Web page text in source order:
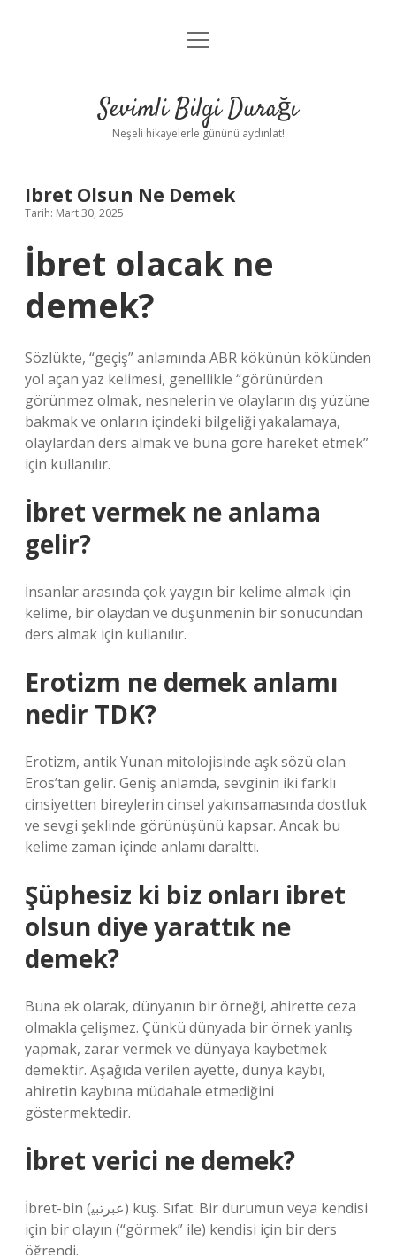
Anasayfa
Yasal Uyarı
menüyü
Sevimli Bilgi Durağı
Neşeli hikayelerle gününü aydınlat!
Ibret Olsun Ne Demek
Tarih: Mart 30, 2025
İbret olacak ne
demek?
Sözlükte, “geçiş” anlamında ABR kökünün kökünden
yol açan yaz kelimesi, genellikle “görünürden
görünmez olmak, nesnelerin ve olayların dış yüzüne
bakmak ve onların içindeki bilgeliği yakalamaya,
olaylardan ders almak ve buna göre hareket etmek”
için kullanılır.
İbret vermek ne anlama
gelir?
İnsanlar arasında çok yaygın bir kelime almak için
kelime, bir olaydan ve düşünmenin bir sonucundan
ders almak için kullanılır.
Erotizm ne demek anlamı
nedir TDK?
Erotizm, antik Yunan mitolojisinde aşk sözü olan
Eros’tan gelir. Geniş anlamda, sevginin iki farklı
cinsiyetten bireylerin cinsel yakınsamasında dostluk
ve sevgi şeklinde görünüşünü kapsar. Ancak bu
kelime zaman içinde anlamı daralttı.
Şüphesiz ki biz onları ibret
olsun diye yarattık ne
demek?
Buna ek olarak, dünyanın bir örneği, ahirette ceza
olmakla çelişmez. Çünkü dünyada bir örnek yanlış
yapmak, zarar vermek ve dünyaya kaybetmek
demektir. Aşağıda verilen ayette, dünya kaybı,
ahiretin kaybına müdahale etmediğini
göstermektedir.
İbret verici ne demek?
İbret-bin (ﻋﺒﺮﺗﺒﻴ) kuş. Sıfat. Bir durumun veya kendisi
için bir olayın (“görmek” ile) kendisi için bir ders
öğrendi.